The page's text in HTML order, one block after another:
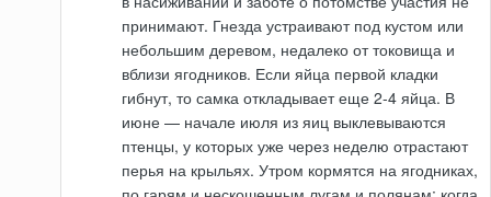
принимают. Гнезда устраивают под кустом или
небольшим деревом, недалеко от токовища и
вблизи ягодников. Если яйца первой кладки
гибнут, то самка откладывает еще 2-4 яйца. В
июне — начале июля из яиц выклевываются
птенцы, у которых уже через неделю отрастают
перья на крыльях. Утром кормятся на ягодниках,